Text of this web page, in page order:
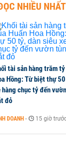
DMX hút gần
CHỨNG KHOÁN - 1
Chuyên gia
còn 'tắc nghẽn'
THỜI SỰ - 1 phút
VNPT nắm giữ
DOANH NGHIỆP - 1
NHIỀU NHẤT
tài sản hàng trăm tỷ
Hồng: Từ biệt thự
hàng chục tỷ đến
đỏ
DOANH - 15 giờ